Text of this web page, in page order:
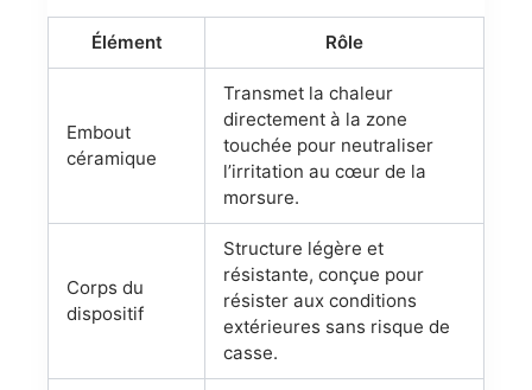
Élément Rôle
Embout
céramique
Transmet la chaleur
directement à la zone
touchée pour neutraliser
l’irritation au cœur de la
morsure.
Corps du
dispositif
Structure légère et
résistante, conçue pour
résister aux conditions
extérieures sans risque de
casse.